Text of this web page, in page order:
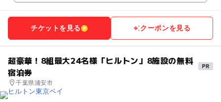
チケットを見る クーポンを見る
超豪華！8組最大24名様「ヒルトン」8施設の無料
宿泊券
千葉県浦安市